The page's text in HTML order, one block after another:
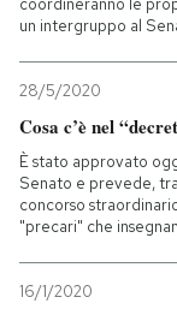
Scienza
Economia
Sport
PODCAST
coordineranno le
un intergruppo al
28/5/2020
Cosa c’è nel
È stato approvato
Senato e prevede,
concorso
"precari" che
16/1/2020